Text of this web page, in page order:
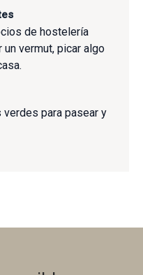
de hostelería
vermut, picar algo
verdes para pasear y